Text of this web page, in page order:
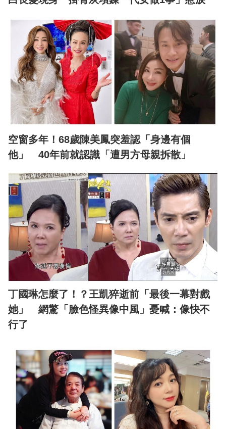
空窗多年！68歲陳美鳳突羞認「身邊有個
他」 40年前就認識「遭男方母親拆散」
丁國琳怎麼了！？王凱猝逝前「最後一幕對戲
她」 網驚「臉色怪異像中風」憂喊：像快不
行了